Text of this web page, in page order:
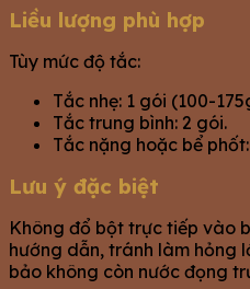
Liều lượng phù hợp
Tùy mức độ tắc:
Tắc nhẹ: 1 gói (100-
Tắc trung bình: 2 gói.
Tắc nặng hoặc bể
Lưu ý đặc biệt
Không đổ bột trực tiếp vào
hướng dẫn, tránh làm hỏng
bảo không còn nước đọng